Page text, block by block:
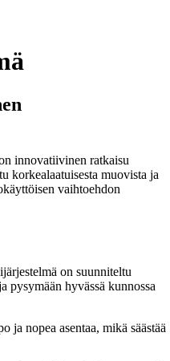
innovatiivinen ratkaisu
korkealaatuisesta muovista ja
vaihtoehdon
on suunniteltu
pysymään hyvässä kunnossa
ja nopea asentaa, mikä säästää